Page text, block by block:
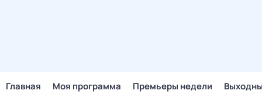
Главная Моя программа Премьеры недели